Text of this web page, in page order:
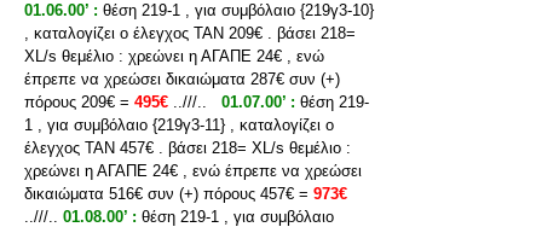
01.06.00’ : θέση 219-1 , για συμβόλαιο {219γ3-10}
, καταλογίζει ο έλεγχος ΤΑΝ 209€ . βάσει 218=
XL/s θεμέλιο : χρεώνει η ΑΓΑΠΕ 24€ , ενώ
έπρεπε να χρεώσει δικαιώματα 287€ συν (+)
πόρους 209€ = 495€ ..///.. 01.07.00’ : θέση 219-
1 , για συμβόλαιο {219γ3-11} , καταλογίζει ο
έλεγχος ΤΑΝ 457€ . βάσει 218= XL/s θεμέλιο :
χρεώνει η ΑΓΑΠΕ 24€ , ενώ έπρεπε να χρεώσει
δικαιώματα 516€ συν (+) πόρους 457€ = 973€
..///.. 01.08.00’ : θέση 219-1 , για συμβόλαιο